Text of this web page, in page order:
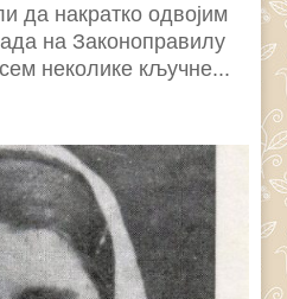
да накратко одвојим
на Законоправилу
неколике кључне...